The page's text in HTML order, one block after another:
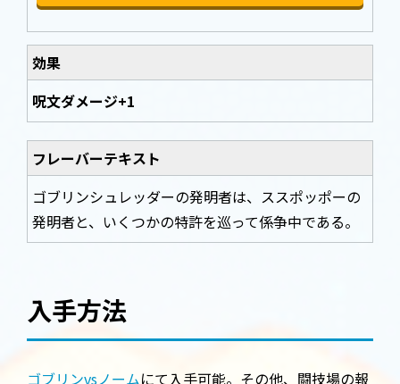
効果
呪文ダメージ+1
フレーバーテキスト
ゴブリンシュレッダーの発明者は、ススポッポーの
発明者と、いくつかの特許を巡って係争中である。
入手方法
ゴブリンvsノームにて入手可能。その他、闘技場の報